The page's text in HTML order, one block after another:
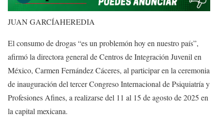
JUAN GARCÍAHEREDIA
El consumo de drogas “es un problemón hoy en nuestro país”,
afirmó la directora general de Centros de Integración Juvenil en
México, Carmen Fernández Cáceres, al participar en la ceremonia
de inauguración del tercer Congreso Internacional de Psiquiatría y
Profesiones Afines, a realizarse del 11 al 15 de agosto de 2025 en
la capital mexicana.